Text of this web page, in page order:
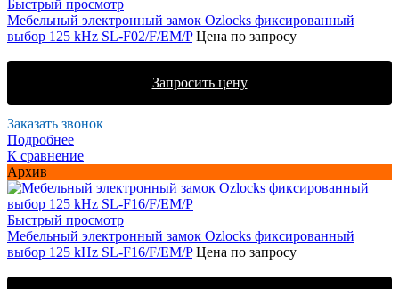
Быстрый просмотр
Мебельный электронный замок Ozlocks фиксированный
выбор 125 kHz SL-F02/F/EM/P Цена по запросу
Запросить цену
Заказать звонок
Подробнее
К сравнение
Архив
Быстрый просмотр
Мебельный электронный замок Ozlocks фиксированный
выбор 125 kHz SL-F16/F/EM/P Цена по запросу